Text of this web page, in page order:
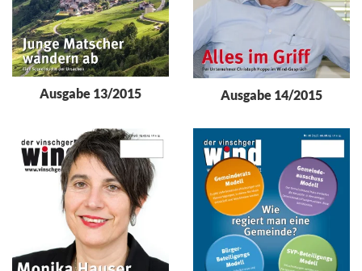
Ausgabe 13/2015 Ausgabe 14/2015